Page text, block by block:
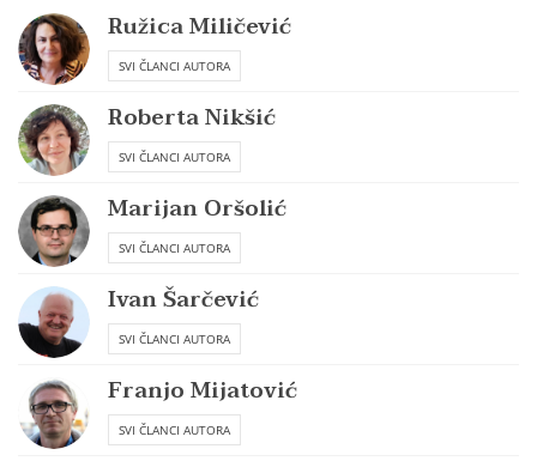
Ružica Miličević
SVI ČLANCI AUTORA
Roberta Nikšić
SVI ČLANCI AUTORA
Marijan Oršolić
SVI ČLANCI AUTORA
Ivan Šarčević
SVI ČLANCI AUTORA
Franjo Mijatović
SVI ČLANCI AUTORA